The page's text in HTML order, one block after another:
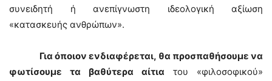
συνειδητή ή ανεπίγνωστη ιδεολογική αξίωση
«κατασκευής ανθρώπων».
Για όποιον ενδιαφέρεται, θα προσπαθήσουμε να
φωτίσουμε τα βαθύτερα αίτια του «φιλοσοφικού»